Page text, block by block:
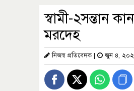
স্বামী-২সন্তান
মরদেহ
নিজস্ব প্রতিবেদক| জুন ৪,